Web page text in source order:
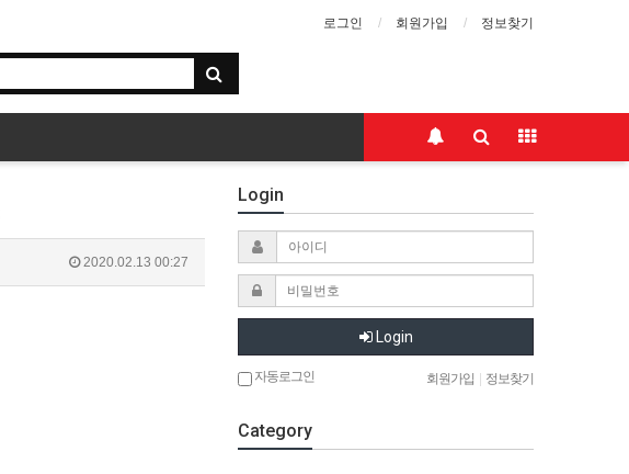
로그인 회원가입 정보찾기
2020.02.13 00:27
Login
Login
자동로그인 회원가입 정보찾기
Category